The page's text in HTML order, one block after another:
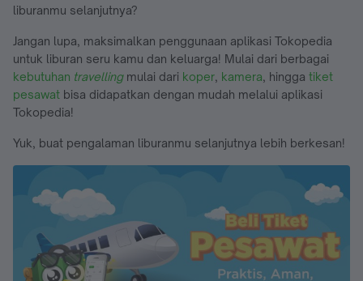
liburanmu selanjutnya?
Jangan lupa, maksimalkan penggunaan aplikasi Tokopedia
untuk liburan seru kamu dan keluarga! Mulai dari berbagai
kebutuhan travellingmulai dari koper, kamera, hingga tiket
pesawat bisa didapatkan dengan mudah melalui aplikasi
Tokopedia!
Yuk, buat pengalaman liburanmu selanjutnya lebih berkesan!